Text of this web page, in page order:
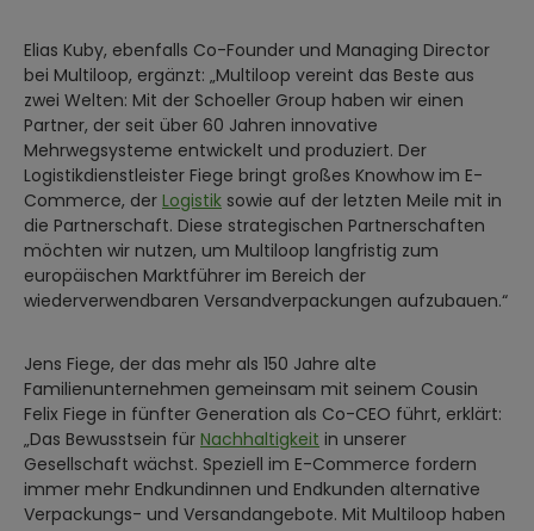
Elias Kuby, ebenfalls Co-Founder und Managing Director
bei Multiloop, ergänzt: „Multiloop vereint das Beste aus
zwei Welten: Mit der Schoeller Group haben wir einen
Partner, der seit über 60 Jahren innovative
Mehrwegsysteme entwickelt und produziert. Der
Logistikdienstleister Fiege bringt großes Knowhow im E-
Commerce, der Logistik sowie auf der letzten Meile mit in
die Partnerschaft. Diese strategischen Partnerschaften
möchten wir nutzen, um Multiloop langfristig zum
europäischen Marktführer im Bereich der
wiederverwendbaren Versandverpackungen aufzubauen.“
Jens Fiege, der das mehr als 150 Jahre alte
Familienunternehmen gemeinsam mit seinem Cousin
Felix Fiege in fünfter Generation als Co-CEO führt, erklärt:
„Das Bewusstsein für Nachhaltigkeit in unserer
Gesellschaft wächst. Speziell im E-Commerce fordern
immer mehr Endkundinnen und Endkunden alternative
Verpackungs- und Versandangebote. Mit Multiloop haben